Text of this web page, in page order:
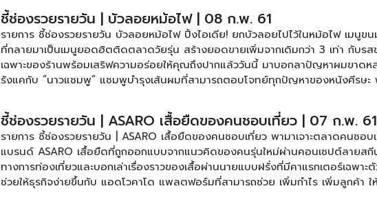
หญิง…..ดุจความสวยที่เสกได้ พบกับขนมเปี๊ยะไข่ระเบิด! ขนมเปี๊ยะจากรุ่นสู่รุ่นที่ส่งต่อคว
120 ปี กับทายาทรุ่นที่4 ที่มาต่อยอดธุรกิจครอบครัวด้วยการชูจุดขายที่ต่างจากเดิมอัดแ
8 ฟอง และธัญพืชที่จัดเต็มพร้อมเสริฟให้คุณถึงที่ด้วยราคาแสนน่ารัก และส่งต่อความ
ช่องทางออนไลน์ไม่ว่าคุณจะอยู่ที่ไหนก็สามารถออเดอร์ความอร่อยได้ทุกที่ทุกเวลา พบ
ช่องรวยรายวัน ทุกวันจันทร์ – ศุกร์ เวลา 10.00 -11.00 น. ได้ทาง ช่อง
ข้อมูลเพิ่มเติมของรายการได้ที่ เฟสบุ๊ค : www.facebook.com/smartsme ดูตอนอื่
ชี้ช่องรวยรายวัน | บัวลอยหม้อไฟ | 08 ก.พ. 61
รายการ ชี้ช่องรวยรายวัน บัวลอยหม้อไฟ ปิ้งไอเดีย! ยกบัวลอยไปไว้ในหม้อไฟ เมนูข
ที่กลายมาเป็นเมนูยอดฮิตติดตลาดวัยรุ่น สร้างยอดขายเพิ่มจากเดิมกว่า 3 เท่า กับร
เฉพาะของร้านพร้อมเสริฟความอร่อยให้คุณถึงปากแล้ววันนี้ มาบอกลาปัญหาผมขาด
รังแคกับ “นาวแชมพู” แชมพูบำรุงเส้นผมที่สามารถตอบโจทย์ทุกปัญหาของหนังศีรษ
คุณตาคุณยายมาผสมผสานกับความร่วมสมัย และการตกแต่งร้านสไตล์ Flower
การการถ่ายภาพ พบกับรายการ ชี้ช่องรวยรายวัน ทุกวันจันทร์ – ศุกร์ เวลา 10.00 -
ช่อง SmartSME ทรู 49 ติดตามข้อมูลเพิ่มเติมของรายการได้ที่ เฟสบุ๊ค :
www.facebook.com/smartsme ดูตอนอื่นๆของรายการ [คลิก]
ชี้ช่องรวยรายวัน | ASARO เสื้อยืดของคนชอบเที่ยว | 07 ก.พ. 61
รายการ ชี้ช่องรวยรายวัน | ASARO เสื้อยืดของคนชอบเที่ยว พามาเจาะตลาดคนชอบ
แบรนด์ ASARO เสื้อยืดที่ถูกออกแบบจากแนวคิดของคนรุ่นใหม่ผ่านคอนเซปต์ลายสกี
ทางการท่องเที่ยวและบอกเล่าเรื่องราวของเสื้อผ่านนายแบบฝรั่งที่มีคาแรกเตอร์เฉพาะ
ช่วยให้ธุรกิจง่ายขึ้นกับ แอดโวคาโด แพลตฟอร์มที่สามารถช่วย เพิ่มกำไร เพิ่มลูกค้า ใ